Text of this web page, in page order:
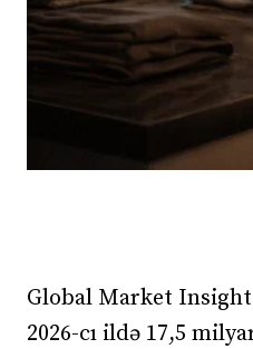
Global Market
2026-cı ildə 17,5